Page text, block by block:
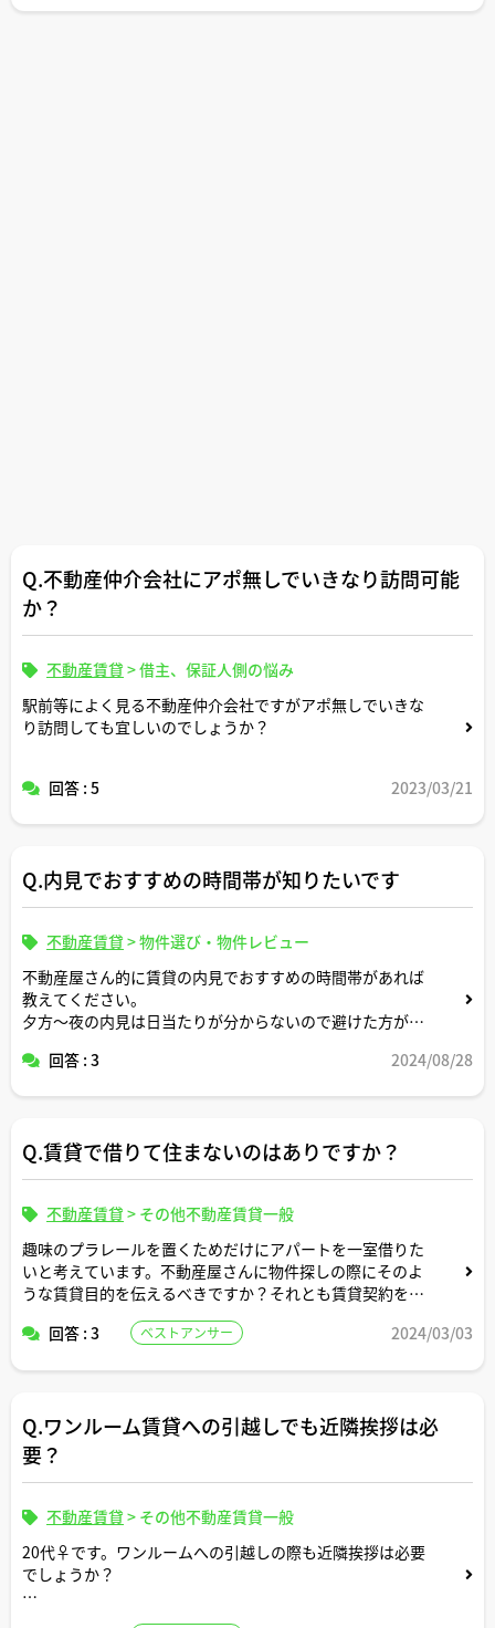
Q.不動産仲介会社にアポ無しでいきなり訪問可能
か？
不動産賃貸 >借主、保証人側の悩み
駅前等によく見る不動産仲介会社ですがアポ無しでいきな
り訪問しても宜しいのでしょうか？
回答 : 5 2023/03/21
Q.内見でおすすめの時間帯が知りたいです
不動産賃貸 >物件選び・物件レビュー
不動産屋さん的に賃貸の内見でおすすめの時間帯があれば
教えてください。
夕方〜夜の内見は日当たりが分からないので避けた方が無
回答 : 3 2024/08/28
Q.賃貸で借りて住まないのはありですか？
不動産賃貸 > その他不動産賃貸一般
趣味のプラレールを置くためだけにアパートを一室借りた
いと考えています。不動産屋さんに物件探しの際にそのよ
うな賃貸目的を伝えるべきですか？それとも賃貸契約を終
回答 : 3
ベストアンサー 2024/03/03
Q.ワンルーム賃貸への引越しでも近隣挨拶は必
要？
不動産賃貸 > その他不動産賃貸一般
20代♀です。ワンルームへの引越しの際も近隣挨拶は必要
でしょうか？